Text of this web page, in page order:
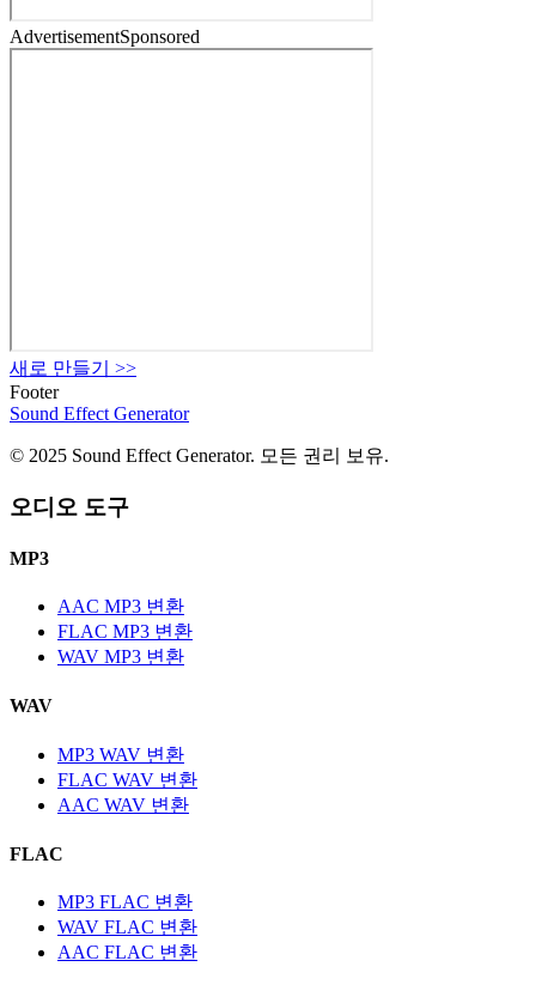
AdvertisementSponsored
새로 만들기
>>
Footer
Sound Effect Generator
© 2025 Sound Effect Generator. 모든 권리 보유.
오디오 도구
MP3
AAC MP3 변환
FLAC MP3 변환
WAV MP3 변환
WAV
MP3 WAV 변환
FLAC WAV 변환
AAC WAV 변환
FLAC
MP3 FLAC 변환
WAV FLAC 변환
AAC FLAC 변환